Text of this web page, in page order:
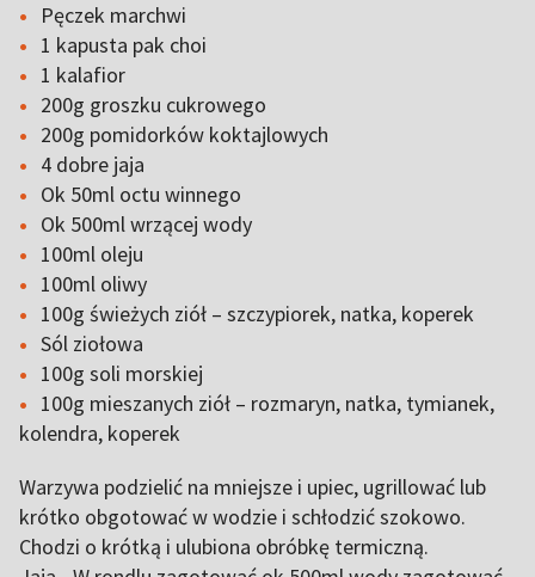
Pęczek marchwi
1 kapusta pak choi
1 kalafior
200g groszku cukrowego
200g pomidorków koktajlowych
4 dobre jaja
Ok 50ml octu winnego
Ok 500ml wrzącej wody
100ml oleju
100ml oliwy
100g świeżych ziół – szczypiorek, natka, koperek
Sól ziołowa
100g soli morskiej
100g mieszanych ziół – rozmaryn, natka, tymianek,
kolendra, koperek
Warzywa podzielić na mniejsze i upiec, ugrillować lub
krótko obgotować w wodzie i schłodzić szokowo.
Chodzi o krótką i ulubiona obróbkę termiczną.